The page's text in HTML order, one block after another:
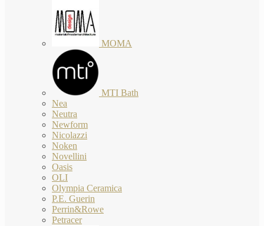
MOMA
MTI Bath
Nea
Neutra
Newform
Nicolazzi
Noken
Novellini
Oasis
OLI
Olympia Ceramica
P.E. Guerin
Perrin&Rowe
Petracer